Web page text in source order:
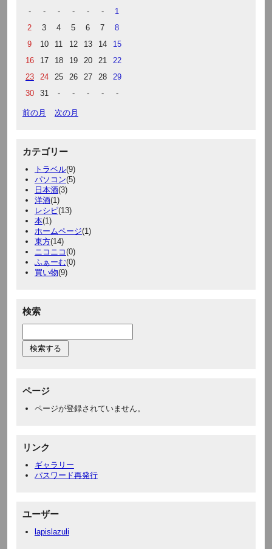
-
- - - - -
1
2
3 4 5 6 7
8
9
10 11 12 13 14
15
16
17 18 19 20 21
22
23
24 25 26 27 28
29
30
31 - - - - -
前の月 次の月
カテゴリー
トラベル(9)
パソコン(5)
日本酒(3)
洋酒(1)
レシピ(13)
本(1)
ホームページ(1)
東方(14)
ニコニコ(0)
ふぁーむ(0)
買い物(9)
検索
ページ
ページが登録されていません。
リンク
ギャラリー
パスワード再発行
ユーザー
lapislazuli